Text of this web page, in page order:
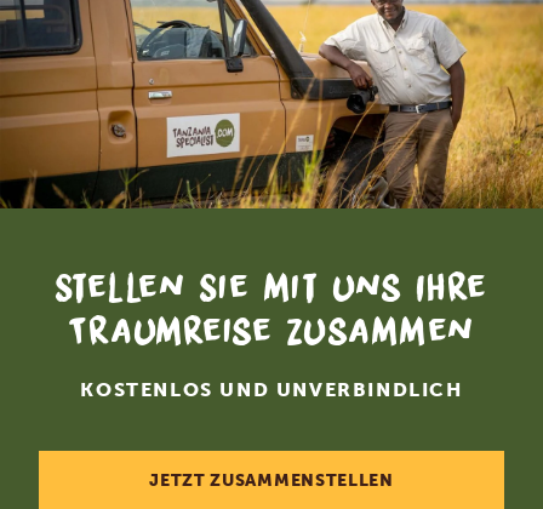
Stellen Sie mit uns Ihre
Traumreise zusammen
KOSTENLOS UND UNVERBINDLICH
JETZT ZUSAMMENSTELLEN